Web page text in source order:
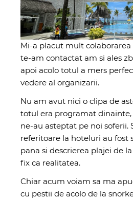
Mi-a placut mult colaborarea
te-am contactat am si ales
apoi acolo totul a mers
vedere al organizarii.
Nu am avut nici o clipa de
totul era programat
ne-au asteptat pe noi soferii.
referitoare la hoteluri au fost
pana si descrierea plajei de
fix ca realitatea.
Chiar acum voiam sa ma
cu pestii de acolo de la